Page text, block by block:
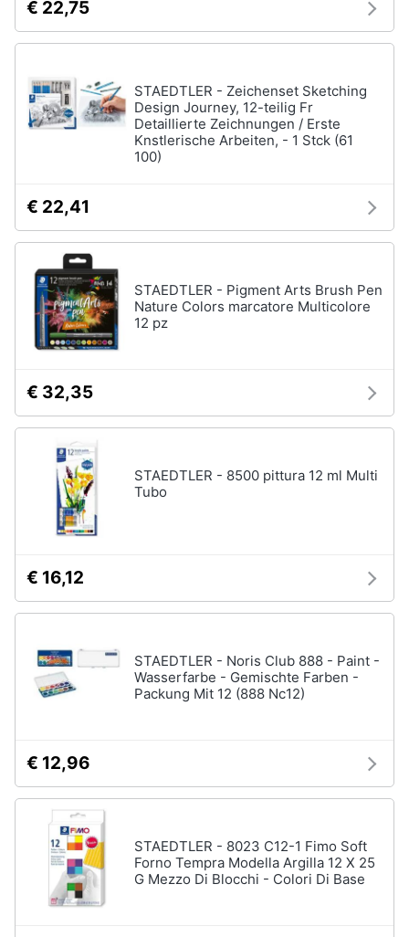
Mobilità
Bici
elettrica
Skateboard
Bicicletta
Vedi
€ 22,75
STAEDTLER - Zeichenset Sketching
Design Journey, 12-teilig Fr
Detaillierte Zeichnungen / Erste
Knstlerische Arbeiten, - 1 Stck (61
100)
€ 22,41
STAEDTLER - Pigment Arts Brush Pen
Nature Colors marcatore Multicolore
12 pz
€ 32,35
STAEDTLER - 8500 pittura 12 ml Multi
Tubo
€ 16,12
STAEDTLER - Noris Club 888 - Paint -
Wasserfarbe - Gemischte Farben -
Packung Mit 12 (888 Nc12)
€ 12,96
STAEDTLER - 8023 C12-1 Fimo Soft
Forno Tempra Modella Argilla 12 X 25
G Mezzo Di Blocchi - Colori Di Base